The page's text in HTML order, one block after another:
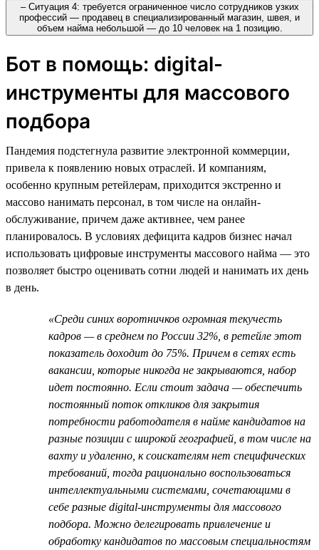
– Ситуация 4: требуется ограниченное число сотрудников узких
профессий — продавец в специализированный магазин, швея, и
объем найма небольшой — до 10 человек на 1 позицию.
Бот в помощь: digital-
инструменты для массового
подбора
Пандемия подстегнула развитие электронной коммерции,
привела к появлению новых отраслей. И компаниям,
особенно крупным ретейлерам, приходится экстренно и
массово нанимать персонал, в том числе на онлайн-
обслуживание, причем даже активнее, чем ранее
планировалось. В условиях дефицита кадров бизнес начал
использовать цифровые инструменты массового найма — это
позволяет быстро оценивать сотни людей и нанимать их день
в день.
«Среди синих воротничков огромная текучесть
кадров — в среднем по России 32%, в ретейле этот
показатель доходит до 75%. Причем в сетях есть
вакансии, которые никогда не закрываются, набор
идет постоянно. Если стоит задача — обеспечить
постоянный поток откликов для закрытия
потребности работодателя в найме кандидатов на
разные позиции с широкой географией, в том числе на
вахту и удаленно, к соискателям нет специфических
требований, тогда рационально воспользоваться
интеллектуальными системами, сочетающими в
себе разные digital-инструменты для массового
подбора. Можно делегировать привлечение и
обработку кандидатов по массовым специальностям